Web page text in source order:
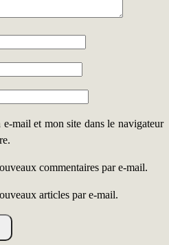
mail et mon site dans le navigateur
commentaires par e-mail.
articles par e-mail.